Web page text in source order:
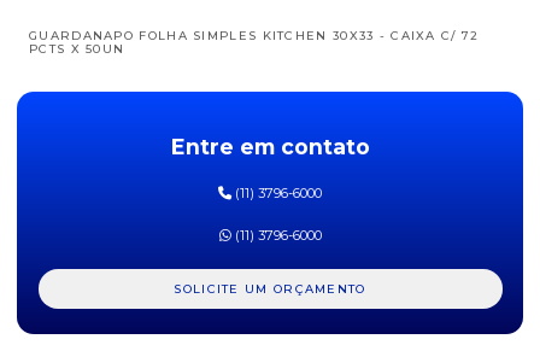
GUARDANAPO FOLHA SIMPLES KITCHEN 30X33 - CAIXA C/ 72
PCTS X 50UN
GUARDANAPO SIMPLES BIG PEL 20X20 CM - PACOTE COM 100
UNIDADES
Entre em contato
(11) 3796-6000
(11) 3796-6000
SOLICITE UM ORÇAMENTO